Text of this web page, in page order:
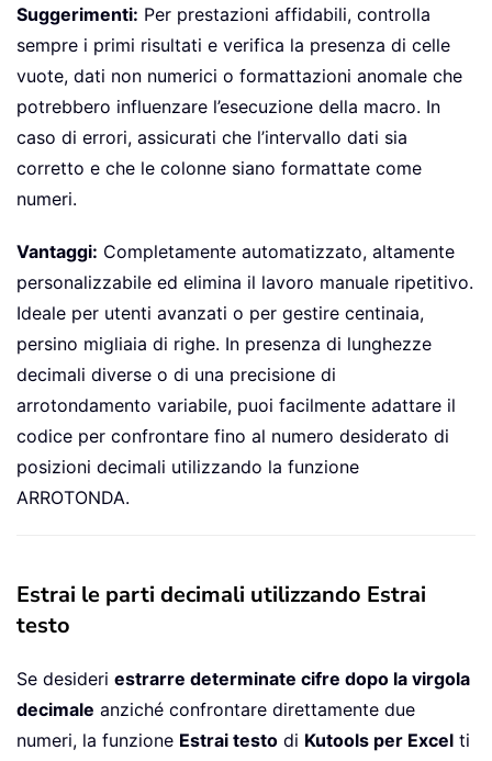
Suggerimenti: Per prestazioni affidabili, controlla
sempre i primi risultati e verifica la presenza di celle
vuote, dati non numerici o formattazioni anomale che
potrebbero influenzare l’esecuzione della macro. In
caso di errori, assicurati che l’intervallo dati sia
corretto e che le colonne siano formattate come
numeri.
Vantaggi: Completamente automatizzato, altamente
personalizzabile ed elimina il lavoro manuale ripetitivo.
Ideale per utenti avanzati o per gestire centinaia,
persino migliaia di righe. In presenza di lunghezze
decimali diverse o di una precisione di
arrotondamento variabile, puoi facilmente adattare il
codice per confrontare fino al numero desiderato di
posizioni decimali utilizzando la funzione
ARROTONDA.
Estrai le parti decimali utilizzando Estrai
testo
Se desideri estrarre determinate cifre dopo la virgola
decimale anziché confrontare direttamente due
numeri, la funzione Estrai testo di Kutools per Excel ti